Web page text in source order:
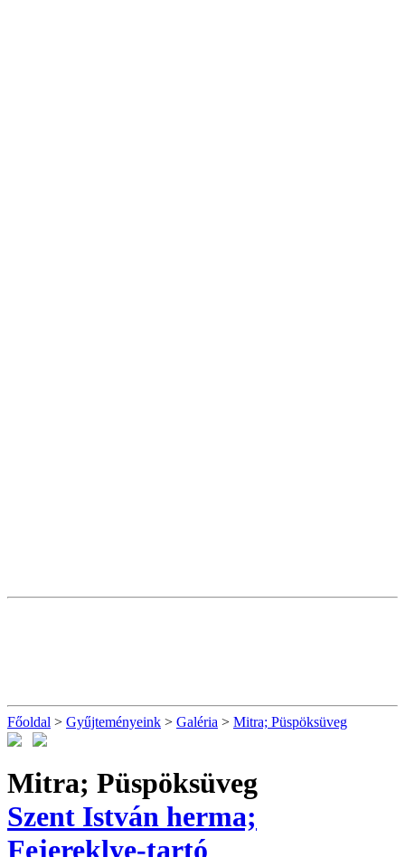
Főoldal > Gyűjteményeink > Galéria > Mitra; Püspöksüveg
Mitra; Püspöksüveg
Szent István herma;
Fejereklye-tartó